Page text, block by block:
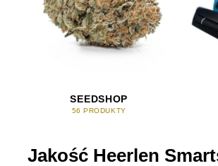
SEEDSHOP
56 PRODUKTY
Jakość Heerlen